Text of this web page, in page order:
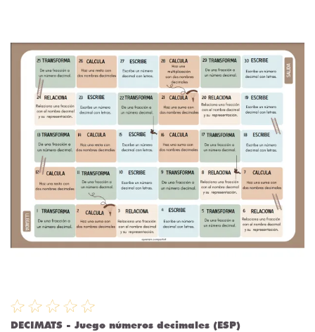
DECIMATS - Juego números decimales (ESP)